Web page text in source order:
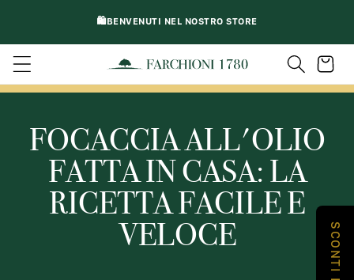
🛍️BENVENUTI NEL NOSTRO STORE
Carrello
FOCACCIA ALL'OLIO
FATTA IN CASA: LA
RICETTA FACILE E
VELOCE